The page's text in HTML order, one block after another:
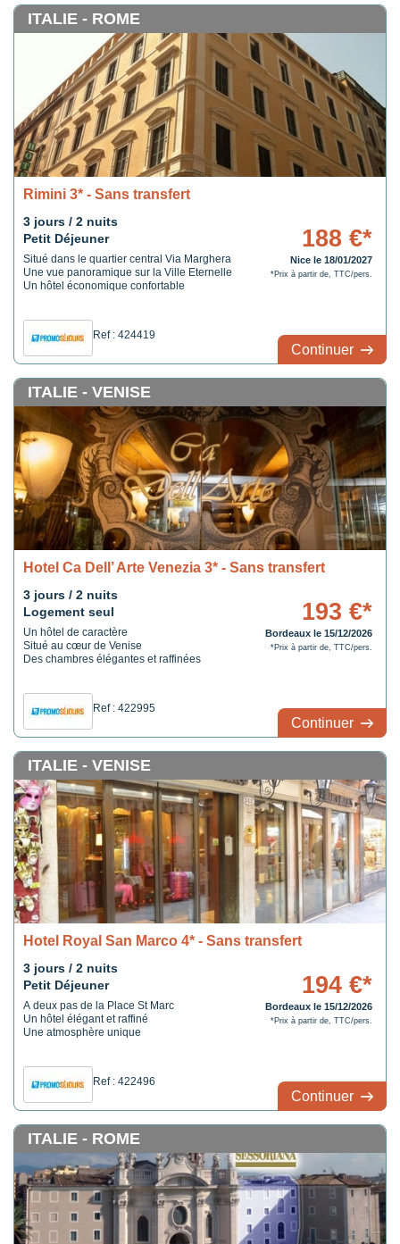
ITALIE - ROME
Rimini 3* - Sans transfert
3 jours / 2 nuits
Petit Déjeuner
Situé dans le quartier central Via Marghera
Une vue panoramique sur la Ville Eternelle
Un hôtel économique confortable
Ref : 424419
188 €*
Nice le 18/01/2027
*Prix à partir de, TTC/pers.
Continuer
ITALIE - VENISE
Hotel Ca Dell’ Arte Venezia 3* - Sans transfert
3 jours / 2 nuits
Logement seul
Un hôtel de caractère
Situé au cœur de Venise
Des chambres élégantes et raffinées
Ref : 422995
193 €*
Bordeaux le 15/12/2026
*Prix à partir de, TTC/pers.
Continuer
ITALIE - VENISE
Hotel Royal San Marco 4* - Sans transfert
3 jours / 2 nuits
Petit Déjeuner
A deux pas de la Place St Marc
Un hôtel élégant et raffiné
Une atmosphère unique
Ref : 422496
194 €*
Bordeaux le 15/12/2026
*Prix à partir de, TTC/pers.
Continuer
ITALIE - ROME